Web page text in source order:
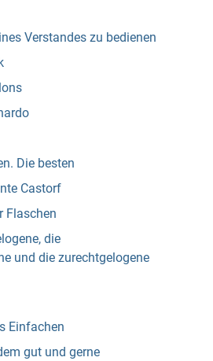
Verstandes zu bedienen
Die besten
Castorf
Flaschen
die
und die zurechtgelogene
Einfachen
gut und gerne